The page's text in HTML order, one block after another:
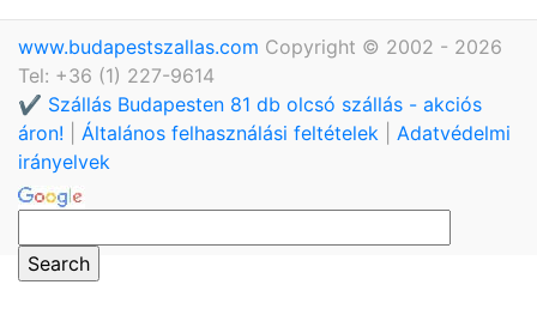
www.budapestszallas.com Copyright © 2002 - 2026
Tel: +36 (1) 227-9614
✔️ Szállás Budapesten 81 db olcsó szállás - akciós
áron!
Általános felhasználási feltételek
Adatvédelmi
irányelvek